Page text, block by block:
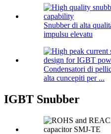
Snubber di alta
impulsu elevatu
Condensatori di
alta cuncepiti per ...
IGBT Snubber